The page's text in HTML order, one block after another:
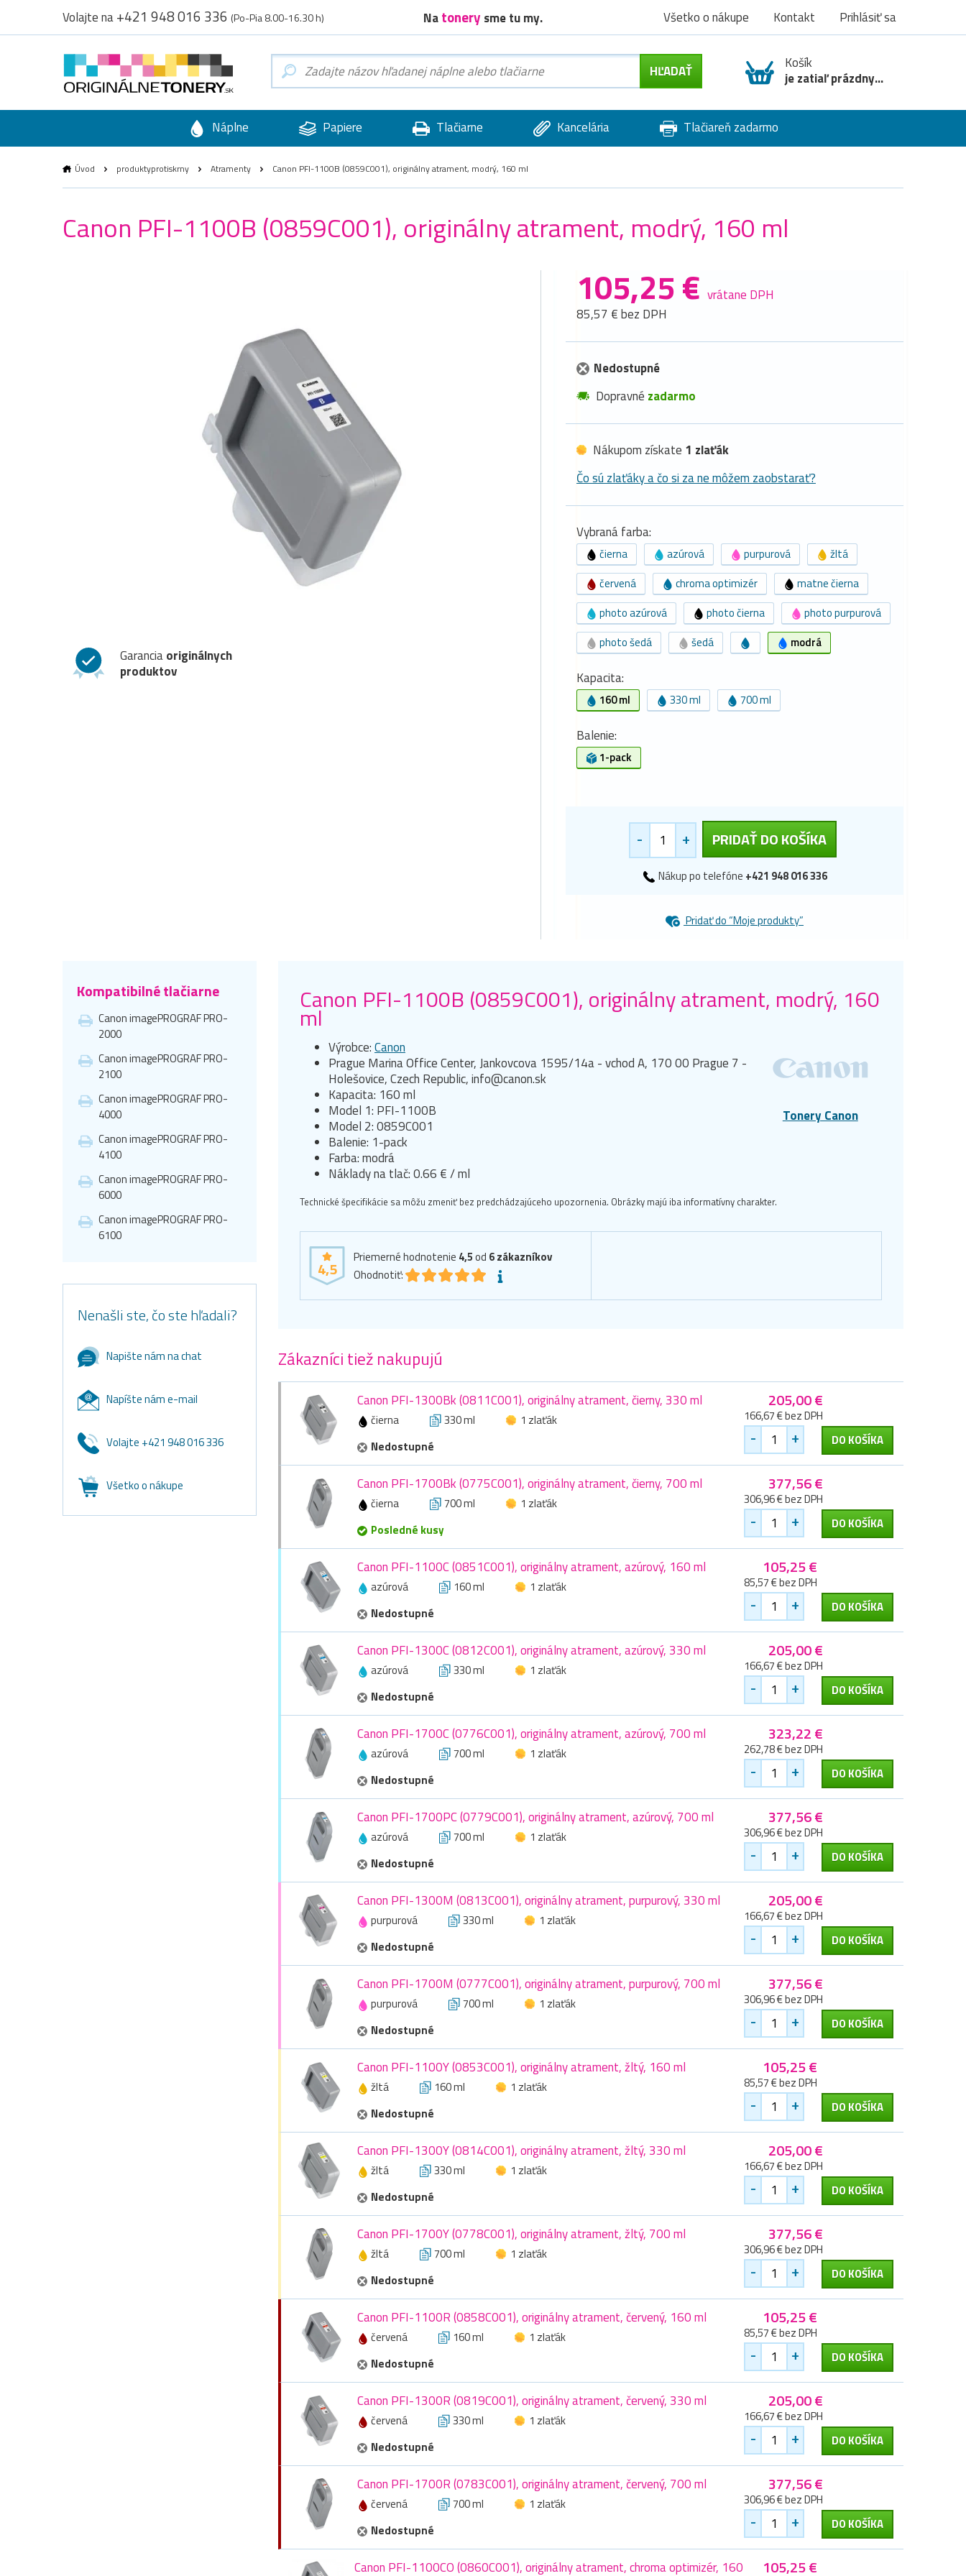
Volajte na+421 948 016 336 (Po-Pia 8.00-16.30 h) Natonery sme tu my. Všetko o nákupe Kontakt Prihlásiť sa
Košík
je zatiaľ prázdny...
Náplne Papiere Tlačiarne Kancelária Tlačiareň zadarmo
Úvod produktyprotiskrny Atramenty Canon PFI-1100B (0859C001), originálny atrament, modrý, 160 ml
Canon PFI-1100B (0859C001), originálny atrament, modrý, 160 ml
Garanciaoriginálnych
produktov
105,25 € vrátane DPH
85,57 € bez DPH
Nedostupné
Dopravné zadarmo
Nákupom získate 1 zlaťák
Čo sú zlaťáky a čo si za ne môžem zaobstarať?
Vybraná farba:
čierna azúrová purpurová
žltá
červená
chroma optimizér
matne čierna
photo azúrová
photo čierna
photo purpurová
photo šedá
šedá modrá
Kapacita:
160 ml 330 ml 700 ml
Balenie:
1-pack
- + PRIDAŤ DO KOŠÍKA
Nákup po telefóne +421 948 016 336
Pridať do “Moje produkty”
Kompatibilné tlačiarne
Canon imagePROGRAF PRO-
2000
Canon imagePROGRAF PRO-
2100
Canon imagePROGRAF PRO-
4000
Canon imagePROGRAF PRO-
4100
Canon imagePROGRAF PRO-
6000
Canon imagePROGRAF PRO-
6100
Nenašli ste, čo ste hľadali?
Napište nám na chat
Napíšte nám e-mail
Volajte +421 948 016 336
Všetko o nákupe
Canon PFI-1100B (0859C001), originálny atrament, modrý, 160
ml
Tonery Canon
Výrobce:Canon
Prague Marina Office Center, Jankovcova 1595/14a - vchod A, 170 00 Prague 7 -
Holešovice, Czech Republic, info@canon.sk
Kapacita: 160 ml
Model 1: PFI-1100B
Model 2: 0859C001
Balenie: 1-pack
Farba: modrá
Náklady na tlač: 0.66 € / ml
Technické špecifikácie sa môžu zmeniť bez predchádzajúceho upozornenia. Obrázky majú iba informatívny charakter.
4,5
Priemerné hodnotenie 4,5od 6zákazníkov
Ohodnotiť:
Zákazníci tiež nakupujú
Canon PFI-1300Bk (0811C001), originálny atrament, čierny, 330 ml
čierna 330 ml
1 zlaťák
Nedostupné
205,00 €
166,67 € bez DPH
- + DO KOŠÍKA
Canon PFI-1700Bk (0775C001), originálny atrament, čierny, 700 ml
čierna 700 ml
1 zlaťák
Posledné kusy
377,56 €
306,96 € bez DPH
- + DO KOŠÍKA
Canon PFI-1100C (0851C001), originálny atrament, azúrový, 160 ml
azúrová 160 ml
1 zlaťák
Nedostupné
105,25 €
85,57 € bez DPH
- + DO KOŠÍKA
Canon PFI-1300C (0812C001), originálny atrament, azúrový, 330 ml
azúrová 330 ml
1 zlaťák
Nedostupné
205,00 €
166,67 € bez DPH
- + DO KOŠÍKA
Canon PFI-1700C (0776C001), originálny atrament, azúrový, 700 ml
azúrová 700 ml
1 zlaťák
Nedostupné
323,22 €
262,78 € bez DPH
- + DO KOŠÍKA
Canon PFI-1700PC (0779C001), originálny atrament, azúrový, 700 ml
azúrová 700 ml
1 zlaťák
Nedostupné
377,56 €
306,96 € bez DPH
- + DO KOŠÍKA
Canon PFI-1300M (0813C001), originálny atrament, purpurový, 330 ml
purpurová 330 ml
1 zlaťák
Nedostupné
205,00 €
166,67 € bez DPH
- + DO KOŠÍKA
Canon PFI-1700M (0777C001), originálny atrament, purpurový, 700 ml
purpurová 700 ml
1 zlaťák
Nedostupné
377,56 €
306,96 € bez DPH
- + DO KOŠÍKA
Canon PFI-1100Y (0853C001), originálny atrament, žltý, 160 ml
žltá 160 ml
1 zlaťák
Nedostupné
105,25 €
85,57 € bez DPH
- + DO KOŠÍKA
Canon PFI-1300Y (0814C001), originálny atrament, žltý, 330 ml
žltá 330 ml
1 zlaťák
Nedostupné
205,00 €
166,67 € bez DPH
- + DO KOŠÍKA
Canon PFI-1700Y (0778C001), originálny atrament, žltý, 700 ml
žltá 700 ml
1 zlaťák
Nedostupné
377,56 €
306,96 € bez DPH
- + DO KOŠÍKA
Canon PFI-1100R (0858C001), originálny atrament, červený, 160 ml
červená 160 ml
1 zlaťák
Nedostupné
105,25 €
85,57 € bez DPH
- + DO KOŠÍKA
Canon PFI-1300R (0819C001), originálny atrament, červený, 330 ml
červená 330 ml
1 zlaťák
Nedostupné
205,00 €
166,67 € bez DPH
- + DO KOŠÍKA
Canon PFI-1700R (0783C001), originálny atrament, červený, 700 ml
červená 700 ml
1 zlaťák
Nedostupné
377,56 €
306,96 € bez DPH
- + DO KOŠÍKA
Canon PFI-1100CO (0860C001), originálny atrament, chroma optimizér, 160
105,25 €